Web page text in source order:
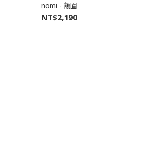
nomi - 護圍
NT$2,190